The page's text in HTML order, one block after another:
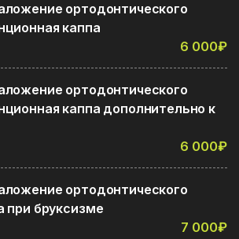
ортодонтического
каппа
6 000₽
ортодонтического
каппа дополнительно к
6 000₽
ортодонтического
при бруксизме
7 000₽